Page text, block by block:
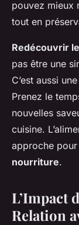
pouvez mieux
tout en
Redécouvrir
pas être une
C’est aussi
Prenez le
nouvelles
cuisine.
approche
nourriture.
L’Impact
Relation